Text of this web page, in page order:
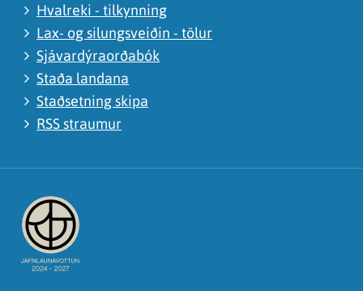
Hvalreki - tilkynning
Lax- og silungsveiðin - tölur
Sjávardýraorðabók
Staða landana
Staðsetning skipa
RSS straumur